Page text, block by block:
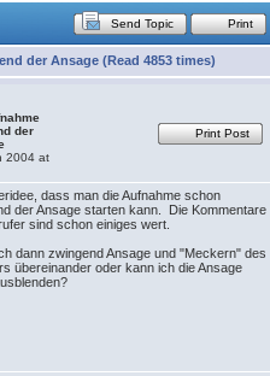
Send Topic Print
der Ansage (Read 4853 times)
der
2004 at
Print Post
dass man die Aufnahme schon
der Ansage starten kann. Die Kommentare
sind schon einiges wert.
dann zwingend Ansage und "Meckern" des
übereinander oder kann ich die Ansage